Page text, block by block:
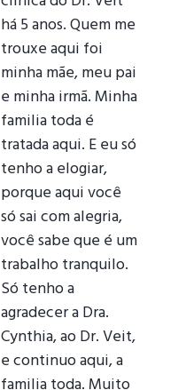
há 5 anos. Quem me
trouxe aqui foi
minha mãe, meu pai
e minha irmã. Minha
familia toda é
tratada aqui. E eu só
tenho a elogiar,
porque aqui você
só sai com alegria,
você sabe que é um
trabalho tranquilo.
Só tenho a
agradecer a Dra.
Cynthia, ao Dr. Veit,
e continuo aqui, a